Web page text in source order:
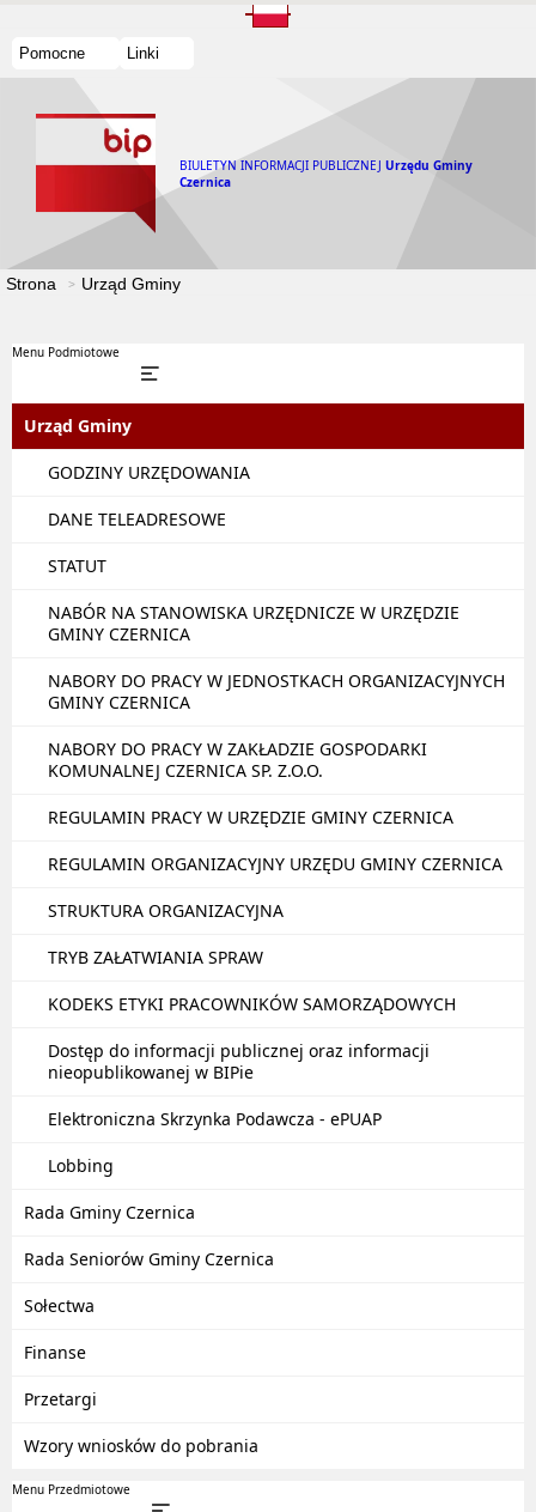
Pomocne Linki
BIULETYN INFORMACJI PUBLICZNEJ Urzędu Gminy
Czernica
Strona Urząd Gminy
Menu Podmiotowe
Urząd Gminy
GODZINY URZĘDOWANIA
DANE TELEADRESOWE
STATUT
NABÓR NA STANOWISKA URZĘDNICZE W URZĘDZIE
GMINY CZERNICA
NABORY DO PRACY W JEDNOSTKACH ORGANIZACYJNYCH
GMINY CZERNICA
NABORY DO PRACY W ZAKŁADZIE GOSPODARKI
KOMUNALNEJ CZERNICA SP. Z.O.O.
REGULAMIN PRACY W URZĘDZIE GMINY CZERNICA
REGULAMIN ORGANIZACYJNY URZĘDU GMINY CZERNICA
STRUKTURA ORGANIZACYJNA
TRYB ZAŁATWIANIA SPRAW
KODEKS ETYKI PRACOWNIKÓW SAMORZĄDOWYCH
Dostęp do informacji publicznej oraz informacji
nieopublikowanej w BIPie
Elektroniczna Skrzynka Podawcza - ePUAP
Lobbing
Rada Gminy Czernica
Rada Seniorów Gminy Czernica
Sołectwa
Finanse
Przetargi
Wzory wniosków do pobrania
Menu Przedmiotowe